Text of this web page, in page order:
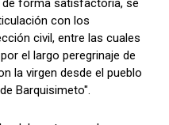
forma satisfactoria, se
con los
civil, entre las cuales
el largo peregrinaje de
la virgen desde el pueblo
Barquisimeto".